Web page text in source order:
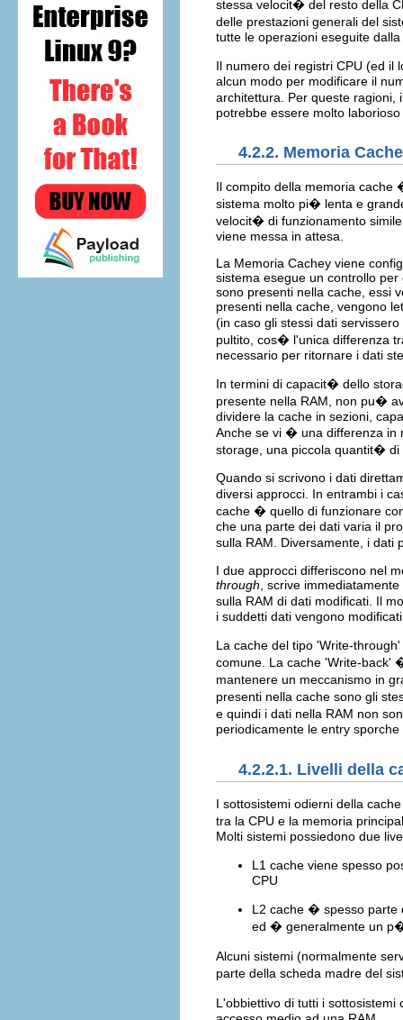
stessa velocit� del resto della
delle prestazioni generali del
tutte le operazioni eseguite
Il numero dei registri CPU (ed il
alcun modo per modificare il
architettura. Per queste
potrebbe essere molto
4.2.2. Memoria Cache
Il compito della memoria cache
sistema molto pi� lenta e
velocit� di funzionamento
viene messa in attesa.
La Memoria Cachey viene
sistema esegue un controllo
sono presenti nella cache, essi
presenti nella cache, vengono
(in caso gli stessi dati
pultito, cos� l'unica differenza
necessario per ritornare i dati
In termini di capacit� dello
presente nella RAM, non pu�
dividere la cache in sezioni,
Anche se vi � una differenza in
storage, una piccola quantit�
Quando si scrivono i dati
diversi approcci. In entrambi i
cache � quello di funzionare
che una parte dei dati varia il
sulla RAM. Diversamente, i dati
I due approcci differiscono nel
through , scrive
sulla RAM di dati modificati. Il
i suddetti dati vengono
La cache del tipo 'Write-
comune. La cache 'Write-back'
mantenere un meccanismo in
presenti nella cache sono gli
e quindi i dati nella RAM non
periodicamente le entry
4.2.2.1. Livelli della
I sottosistemi odierni della
tra la CPU e la memoria
Molti sistemi possiedono due
L1 cache viene spesso
CPU
L2 cache � spesso parte
ed � generalmente un
Alcuni sistemi (normalmente
parte della scheda madre del
L'obbiettivo di tutti i